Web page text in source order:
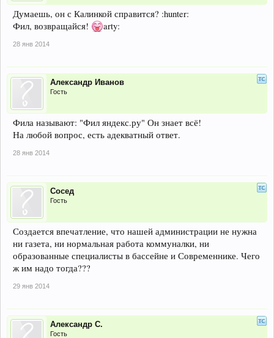
Думаешь, он с Калинкой справится? :hunter:
Фил, возвращайся!
arty:
28 янв 2014
Александр Иванов
Гость
Фила называют: "Фил яндекс.ру" Он знает всё!
На любой вопрос, есть адекватный ответ.
28 янв 2014
Сосед
Гость
Создается впечатление, что нашей администрации не нужна
ни газета, ни нормальная работа коммуналки, ни
образованные специалисты в бассейне и Современнике. Чего
ж им надо тогда???
29 янв 2014
Александр С.
Гость